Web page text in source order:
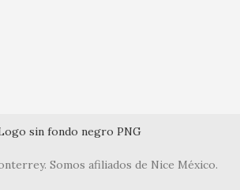
Somos afiliados de Nice México.